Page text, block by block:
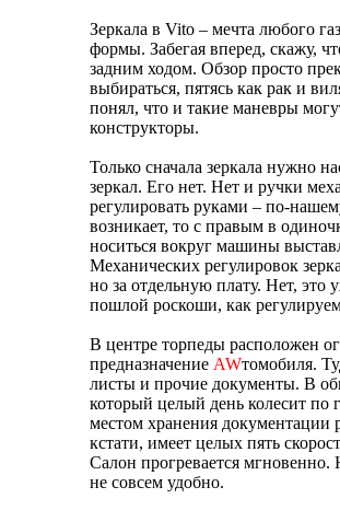
Зеркала в Vito – мечта любого
формы. Забегая вперед, скажу,
задним ходом. Обзор просто
выбираться, пятясь как рак и
понял, что и такие маневры
конструкторы.
Только сначала зеркала нужно
зеркал. Его нет. Нет и ручки
регулировать руками – по-
возникает, то с правым в
носиться вокруг машины
Механических регулировок
но за отдельную плату. Нет, это
пошлой роскоши, как
В центре торпеды расположен
предназначение AWтомобиля.
листы и прочие документы. В
который целый день колесит по
местом хранения документации
кстати, имеет целых пять
Салон прогревается мгновенно.
не совсем удобно.